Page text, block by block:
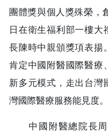
團體獎與個人獎殊榮，
日在衛生福利部一樓大
長陳時中親頒獎項表揚
肯定中國附醫國際醫療
新多元模式，走出台灣
灣國際醫療服務能見度。
中國附醫總院長周